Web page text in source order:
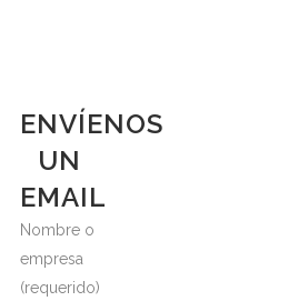
ENVÍENOS
UN
EMAIL
Nombre o
empresa
(requerido)